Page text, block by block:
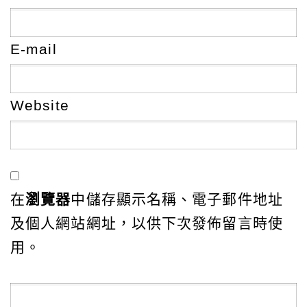
E-mail
Website
在瀏覽器中儲存顯示名稱、電子郵件地址
及個人網站網址，以供下次發佈留言時使
用。